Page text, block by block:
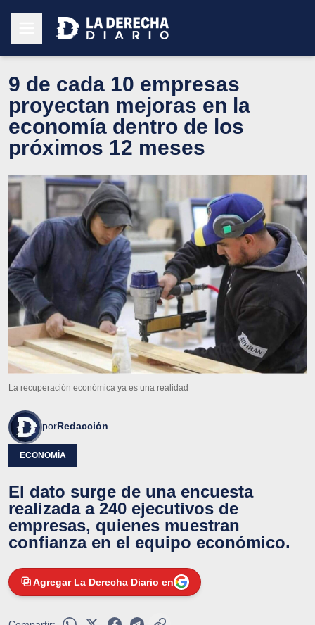
9 de cada 10 empresas
proyectan mejoras en la
economía dentro de los
próximos 12 meses
La recuperación económica ya es una realidad
porRedacción
ECONOMÍA
El dato surge de una encuesta
realizada a 240 ejecutivos de
empresas, quienes muestran
confianza en el equipo económico.
Agregar La Derecha Diario en